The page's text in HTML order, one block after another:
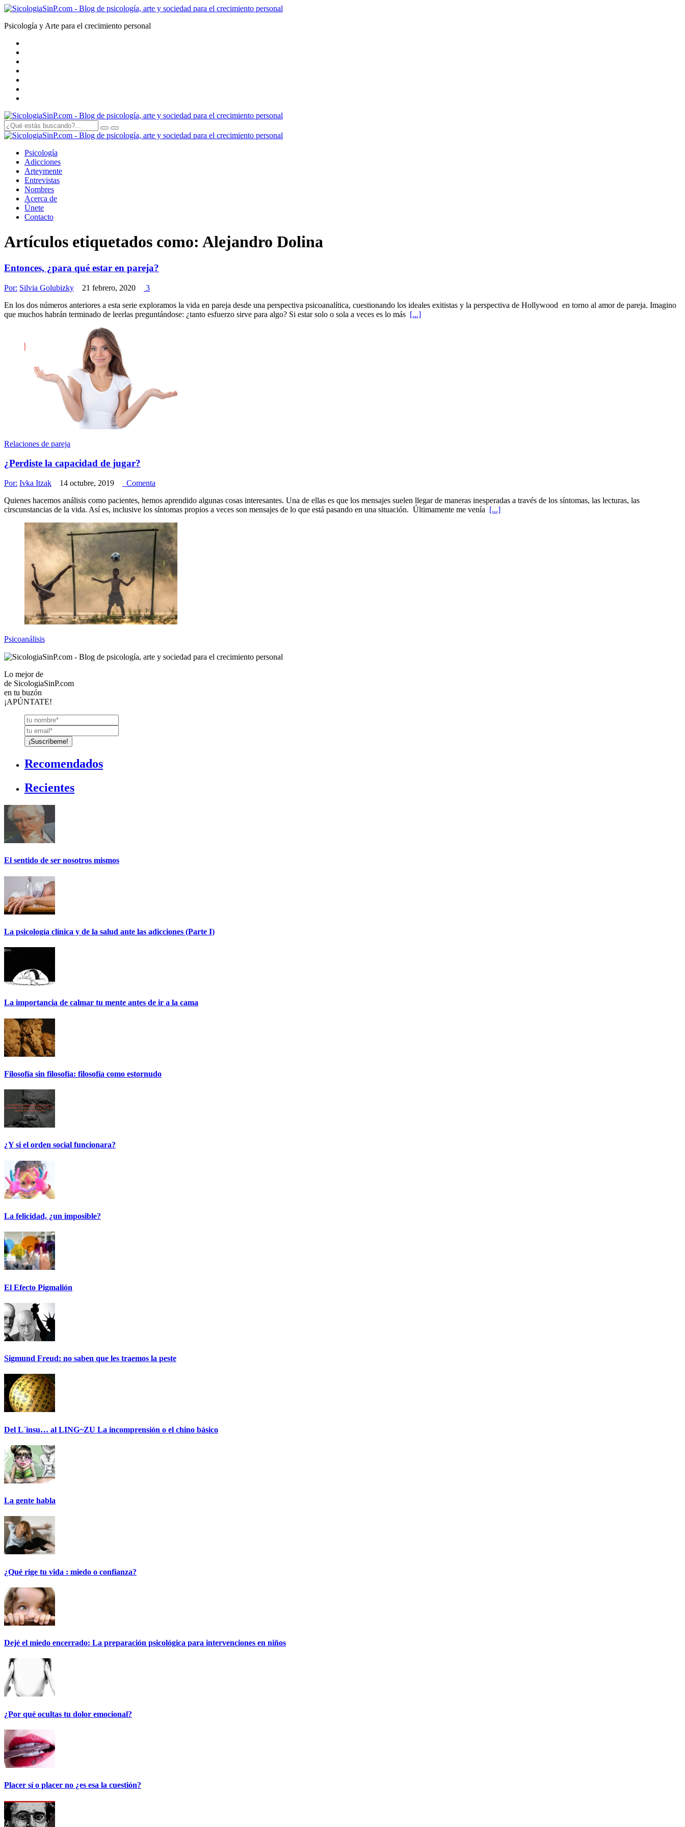
Psicología y Arte para el crecimiento personal
Psicología
Adicciones
Arteymente
Entrevistas
Nombres
Acerca de
Únete
Contacto
Artículos etiquetados como: Alejandro Dolina
Entonces, ¿para qué estar en pareja?
Por: Silvia Golubizky 21 febrero, 2020
3
En los dos números anteriores a esta serie exploramos la vida en pareja desde una perspectiva psicoanalítica, cuestionando los ideales exitistas y la perspectiva de Hollywood en torno al amor de pareja. Imagino
que muchos habrán terminado de leerlas preguntándose: ¿tanto esfuerzo sirve para algo? Si estar solo o sola a veces es lo más [...]
Relaciones de pareja
¿Perdiste la capacidad de jugar?
Por: Ivka Itzak 14 octubre, 2019
Comenta
Quienes hacemos análisis como pacientes, hemos aprendido algunas cosas interesantes. Una de ellas es que los mensajes suelen llegar de maneras inesperadas a través de los síntomas, las lecturas, las
cirscunstancias de la vida. Así es, inclusive los síntomas propios a veces son mensajes de lo que está pasando en una situación. Últimamente me venía [...]
Psicoanálisis
Lo mejor de
de SicologiaSinP.com
en tu buzón
¡APÚNTATE!
Recomendados
Recientes
El sentido de ser nosotros mismos
La psicología clínica y de la salud ante las adicciones (Parte I)
La importancia de calmar tu mente antes de ir a la cama
Filosofía sin filosofía: filosofía como estornudo
¿Y si el orden social funcionara?
La felicidad, ¿un imposible?
El Efecto Pigmalión
Sigmund Freud: no saben que les traemos la peste
Del L´insu… al LING~ZU La incomprensión o el chino básico
La gente habla
¿Qué rige tu vida : miedo o confianza?
Dejé el miedo encerrado: La preparación psicológica para intervenciones en niños
¿Por qué ocultas tu dolor emocional?
Placer sí o placer no ¿es esa la cuestión?